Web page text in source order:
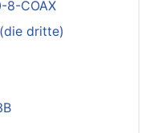
8-COAX
dritte)